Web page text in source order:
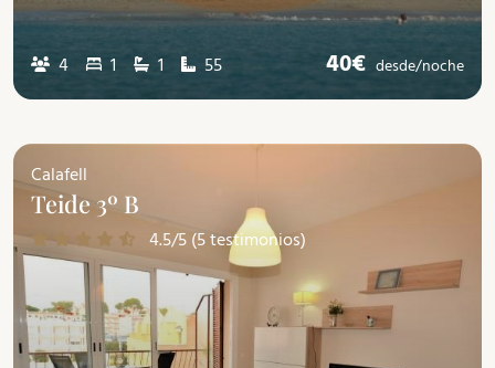
4 1 1 55 40€ desde/noche
Calafell
Teide 3º B
4.5/5 (5 testimonios)